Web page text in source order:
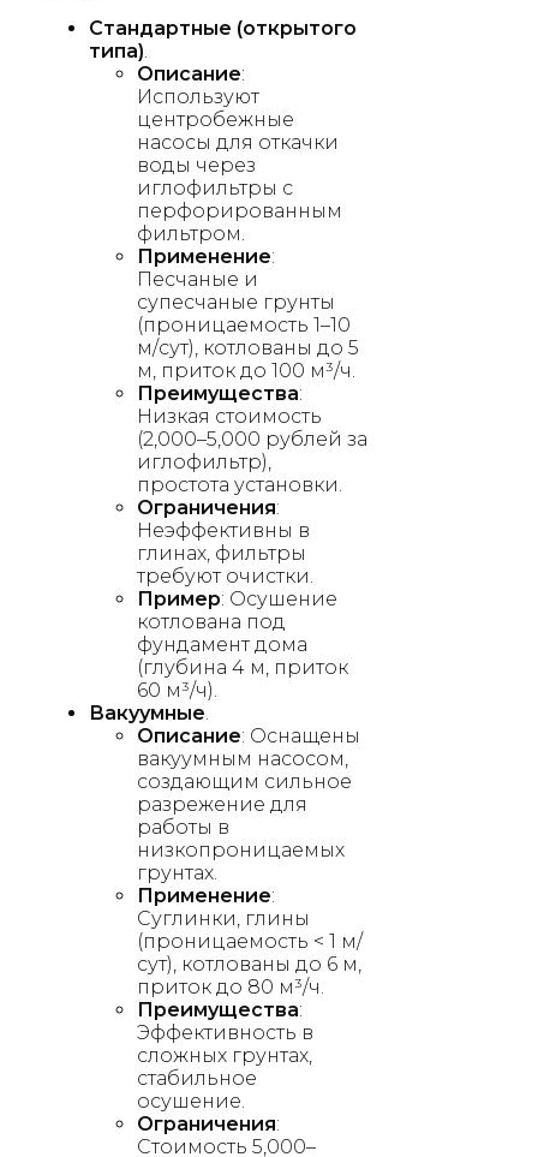
Стандартные (открытого
типа).
Описание:
Используют
центробежные
насосы для откачки
воды через
иглофильтры с
перфорированным
фильтром.
Применение:
Песчаные и
супесчаные грунты
(проницаемость 1–10
м/сут), котлованы до 5
м, приток до 100 м³/ч.
Преимущества:
Низкая стоимость
(2,000–5,000 рублей за
иглофильтр),
простота установки.
Ограничения:
Неэффективны в
глинах, фильтры
требуют очистки.
Пример: Осушение
котлована под
фундамент дома
(глубина 4 м, приток
60 м³/ч).
Вакуумные.
Описание: Оснащены
вакуумным насосом,
создающим сильное
разрежение для
работы в
низкопроницаемых
грунтах.
Применение:
Суглинки, глины
(проницаемость < 1 м/
сут), котлованы до 6 м,
приток до 80 м³/ч.
Преимущества:
Эффективность в
сложных грунтах,
стабильное
осушение.
Ограничения:
Стоимость 5,000–